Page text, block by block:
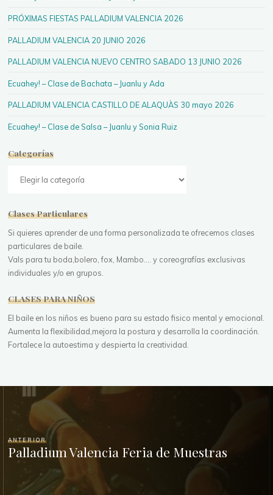
PRÓXIMAS FIESTAS PALLADIUM VALENCIA 2026
PALLADIUM VALENCIA 20 JUNIO 2026
PALLADIUM VALENCIA NUEVO CENTRO SABADO 13 JUNIO 2026
Ecuahey! – Clase de Bachata – Juanlu y Ada
PALLADIUM VALENCIA CASTILLO DE ALAQUÀS 30 mayo 2026
Ecuahey! – Clase de Salsa – Juanlu y Sonia Ruiz
Categorías
Clases Particulares
Si quieres aprender de una forma personalizada te ofrecemos clases
particulares de baile.
Vals para tu boda,bolero, fox, Mambo.... y coreografías exclusivas
individuales y/o en grupos.
CLASES PARA NIÑOS
El baile en los niños es bueno para su estado fisico mental y emocional.
Aumenta la flexibilidad,mejora la postura y desarrolla la coordinación.
Fortalece la autoestima y despierta la creatividad.
ANTERIOR
Palladium Valencia Feria de Muestras